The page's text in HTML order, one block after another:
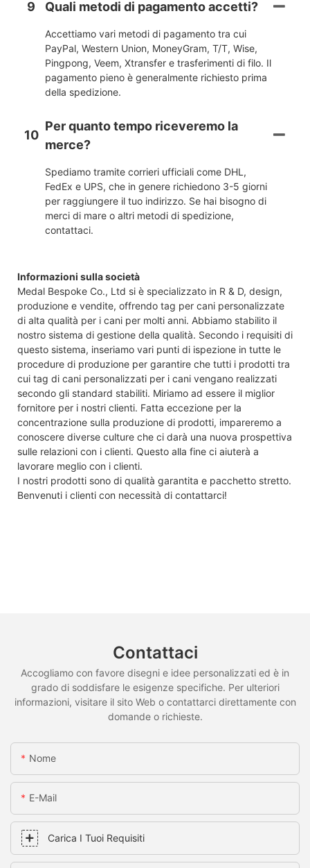
9 Quali metodi di pagamento accetti?
Accettiamo vari metodi di pagamento tra cui
PayPal, Western Union, MoneyGram, T/T, Wise,
Pingpong, Veem, Xtransfer e trasferimenti di filo. Il
pagamento pieno è generalmente richiesto prima
della spedizione.
10
Per quanto tempo riceveremo la
merce?
Spediamo tramite corrieri ufficiali come DHL,
FedEx e UPS, che in genere richiedono 3-5 giorni
per raggiungere il tuo indirizzo. Se hai bisogno di
merci di mare o altri metodi di spedizione,
contattaci.
Informazioni sulla società
Medal Bespoke Co., Ltd si è specializzato in R & D, design,
produzione e vendite, offrendo tag per cani personalizzate
di alta qualità per i cani per molti anni. Abbiamo stabilito il
nostro sistema di gestione della qualità. Secondo i requisiti di
questo sistema, inseriamo vari punti di ispezione in tutte le
procedure di produzione per garantire che tutti i prodotti tra
cui tag di cani personalizzati per i cani vengano realizzati
secondo gli standard stabiliti. Miriamo ad essere il miglior
fornitore per i nostri clienti. Fatta eccezione per la
concentrazione sulla produzione di prodotti, impareremo a
conoscere diverse culture che ci darà una nuova prospettiva
sulle relazioni con i clienti. Questo alla fine ci aiuterà a
lavorare meglio con i clienti.
I nostri prodotti sono di qualità garantita e pacchetto stretto.
Benvenuti i clienti con necessità di contattarci!
Contattaci
Accogliamo con favore disegni e idee personalizzati ed è in
grado di soddisfare le esigenze specifiche. Per ulteriori
informazioni, visitare il sito Web o contattarci direttamente con
domande o richieste.
Nome
E-Mail
Carica I Tuoi Requisiti